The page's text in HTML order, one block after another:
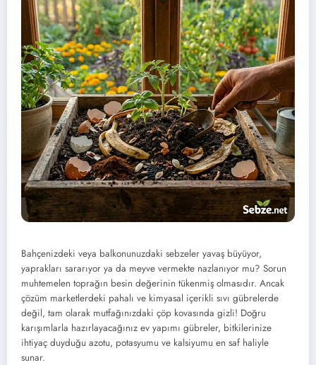
Bahçenizdeki veya balkonunuzdaki sebzeler yavaş büyüyor,
yaprakları sararıyor ya da meyve vermekte nazlanıyor mu? Sorun
muhtemelen toprağın besin değerinin tükenmiş olmasıdır. Ancak
çözüm marketlerdeki pahalı ve kimyasal içerikli sıvı gübrelerde
değil, tam olarak mutfağınızdaki çöp kovasında gizli! Doğru
karışımlarla hazırlayacağınız ev yapımı gübreler, bitkilerinize
ihtiyaç duyduğu azotu, potasyumu ve kalsiyumu en saf haliyle
sunar.